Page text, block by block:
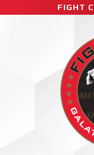
FIGHT
στο μεγαλύτερο